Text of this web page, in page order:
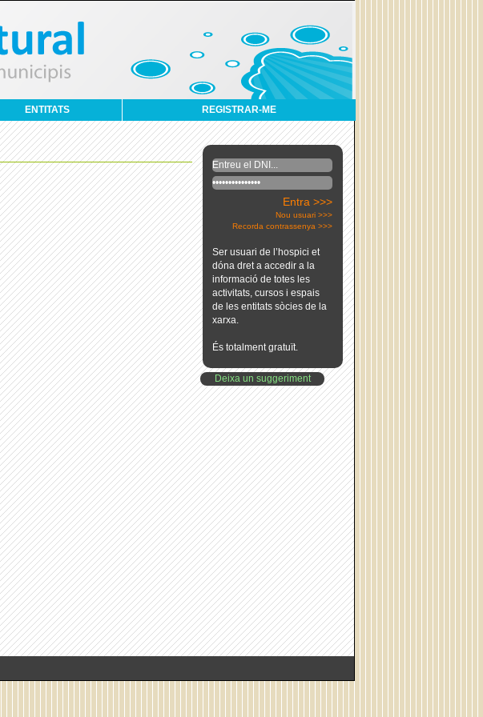
ENTITATS REGISTRAR-ME
Entra >>>
Nou usuari >>>
Recorda contrassenya >>>
Ser usuari de l’hospici et
dóna dret a accedir a la
informació de totes les
activitats, cursos i espais
de les entitats sòcies de la
xarxa.
És totalment gratuït.
Deixa un suggeriment